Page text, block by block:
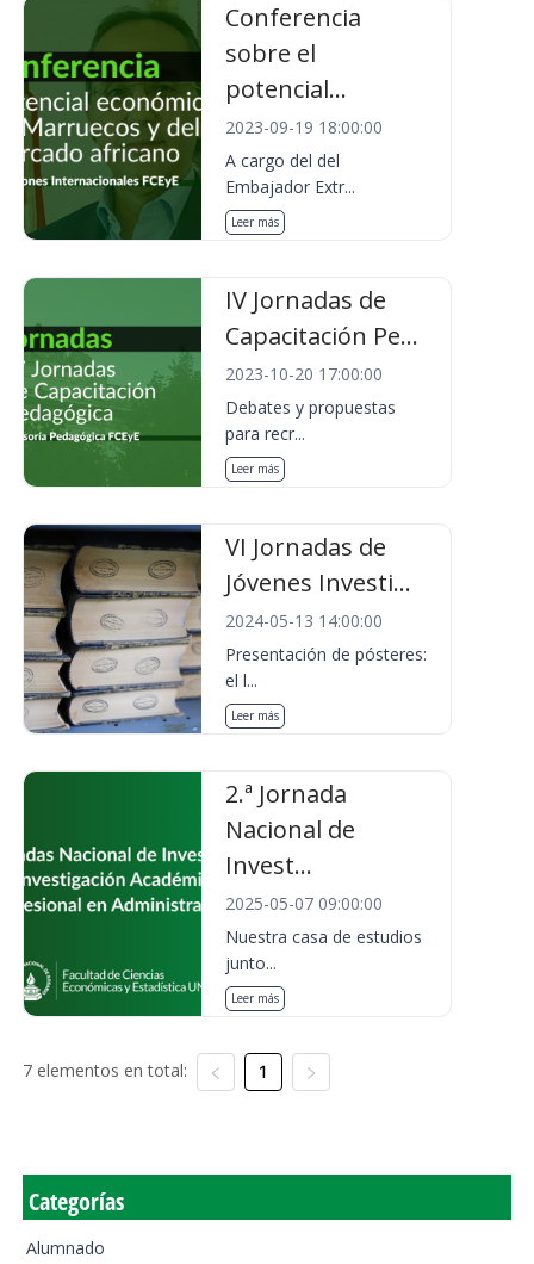
Conferencia
sobre el
potencial...
2023-09-19 18:00:00
A cargo del del
Embajador Extr...
Leer más
IV Jornadas de
Capacitación Pe...
2023-10-20 17:00:00
Debates y propuestas
para recr...
Leer más
VI Jornadas de
Jóvenes Investi...
2024-05-13 14:00:00
Presentación de pósteres:
el l...
Leer más
2.ª Jornada
Nacional de
Invest...
2025-05-07 09:00:00
Nuestra casa de estudios
junto...
Leer más
7 elementos en total: 1
Categorías
Alumnado